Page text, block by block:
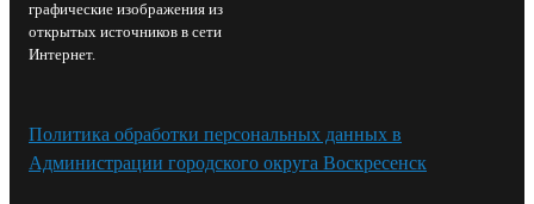
графические изображения из
открытых источников в сети
Интернет.
Политика обработки персональных данных в
Администрации городского округа Воскресенск